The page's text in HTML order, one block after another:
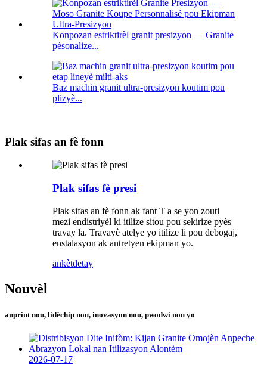
Konpozan estriktirèl granit presizyon — Granite
pèsonalize...
Baz machin granit ultra-presizyon koutim pou
plizyè...
Plak sifas an fè fonn
Plak sifas fè presi
Plak sifas an fè fonn ak fant T a se yon zouti
mezi endistriyèl ki itilize sitou pou sekirize pyès
travay la. Travayè atelye yo itilize li pou debogaj,
enstalasyon ak antretyen ekipman yo.
ankètdetay
Nouvèl
anprint nou, lidèchip nou, inovasyon nou, pwodwi nou yo
2026-07-17